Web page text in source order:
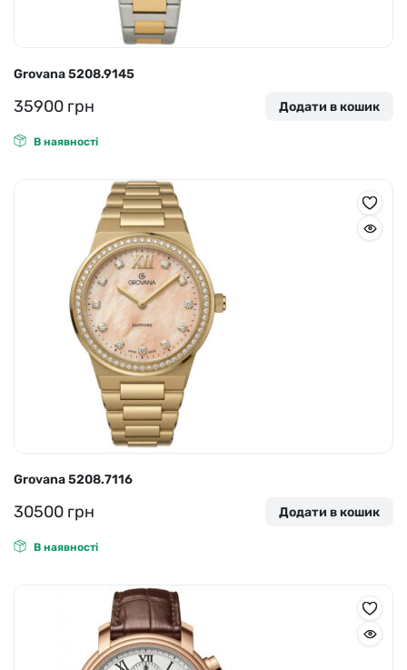
Grovana 5208.9145
35900 грн Додати в кошик
В наявності
Grovana 5208.7116
30500 грн Додати в кошик
В наявності